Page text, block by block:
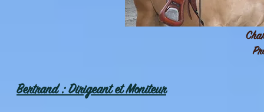
Bertrand : Dirigeant et Moniteur